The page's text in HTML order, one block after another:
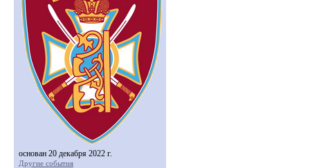
основан 20 декабря 2022 г.
Другие события